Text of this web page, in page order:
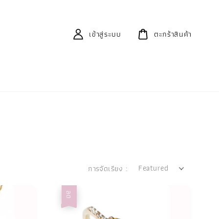
เข้าสู่ระบบ ตะกร้าสินค้า
การจัดเรียง :
ลด